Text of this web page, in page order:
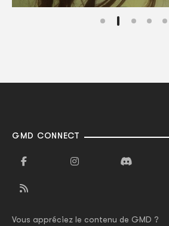
GMD CONNECT
Vous appréciez le contenu de GMD ?